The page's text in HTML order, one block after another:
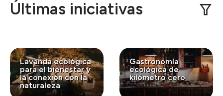
Últimas iniciativas
Lavanda ecológica
para el bienestar y
la conexión con la
naturaleza
Gastronomía
ecológica de
kilómetro cero